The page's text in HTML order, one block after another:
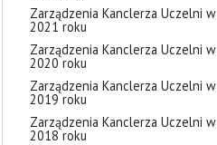
Zarządzenia Kanclerza Uczelni w
2021 roku
Zarządzenia Kanclerza Uczelni w
2020 roku
Zarządzenia Kanclerza Uczelni w
2019 roku
Zarządzenia Kanclerza Uczelni w
2018 roku